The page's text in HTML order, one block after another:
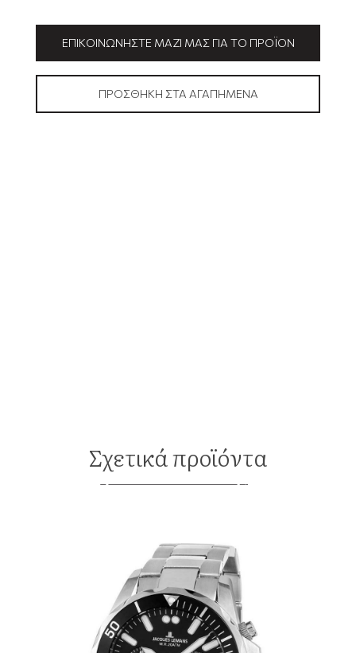
ΕΠΙΚΟΙΝΩΝΉΣΤΕ ΜΑΖΊ ΜΑΣ ΓΙΑ ΤΟ ΠΡΟΪΌΝ
ΠΡΟΣΘΉΚΗ ΣΤΑ ΑΓΑΠΗΜΈΝΑ
Σχετικά προϊόντα